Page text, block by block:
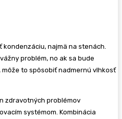
najmä na stenách.
problém, no ak sa bude
to spôsobiť nadmernú vlhkosť
zdravotných problémov
systémom. Kombinácia